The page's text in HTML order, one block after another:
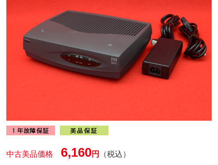
中古美品価格 6,160円 （税込）